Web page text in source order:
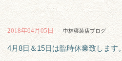
2018年04月05日 中林寝装店ブログ
4月8日＆15日は臨時休業致します。